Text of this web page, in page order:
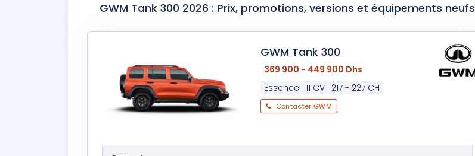
GWM Tank 300 2026 : Prix, promotions, versions et équipements neufs
GWM Tank 300
369 900 - 449 900 Dhs
Essence 11 CV 217 - 227 CH
Contacter GWM